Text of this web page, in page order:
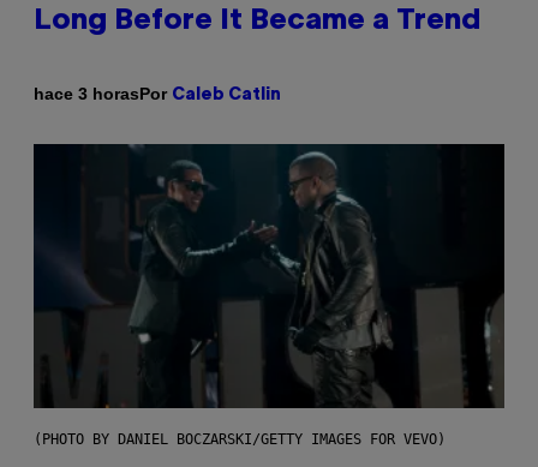
Long Before It Became a Trend
hace 3 horasPor Caleb Catlin
(PHOTO BY DANIEL BOCZARSKI/GETTY IMAGES FOR VEVO)